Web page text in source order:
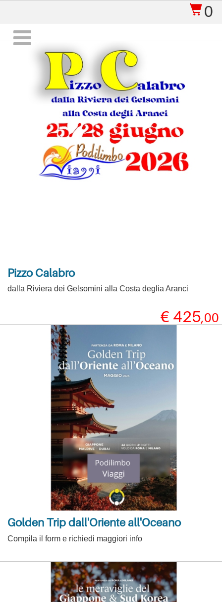
$0

Pizzo Calabro
dalla Riviera dei Gelsomini alla Costa deglia Aranci
€ 425,00
Golden Trip dall'Oriente all'Oceano
Compila il form e richiedi maggiori info